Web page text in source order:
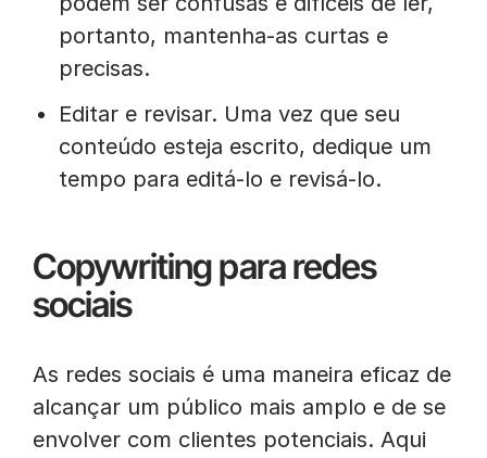
portanto, mantenha-as curtas e
precisas.
Editar e revisar. Uma vez que seu
conteúdo esteja escrito, dedique um
tempo para editá-lo e revisá-lo.
Copywriting para redes
sociais
As redes sociais é uma maneira eficaz de
alcançar um público mais amplo e de se
envolver com clientes potenciais. Aqui